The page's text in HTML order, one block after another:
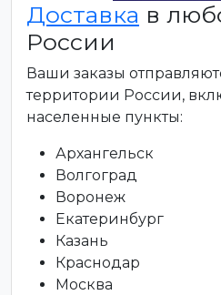
Доставка в
России
Ваши заказы
территории России,
населенные пункты:
Архангельск
Волгоград
Воронеж
Екатеринбург
Казань
Краснодар
Москва